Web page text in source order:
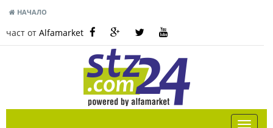
НАЧАЛО
част от Alfamarket